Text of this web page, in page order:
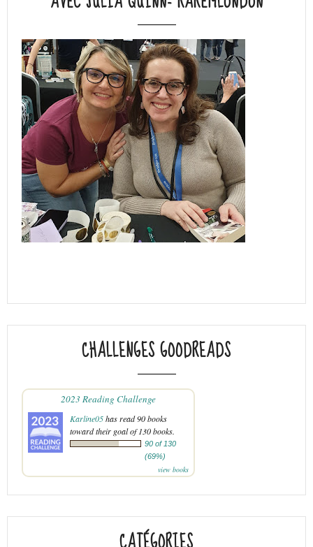
CHALLENGES GOODREADS
2023 Reading Challenge
Karline05has read 90 books
toward their goal of 130 books.
90 of 130
(69%)
view books